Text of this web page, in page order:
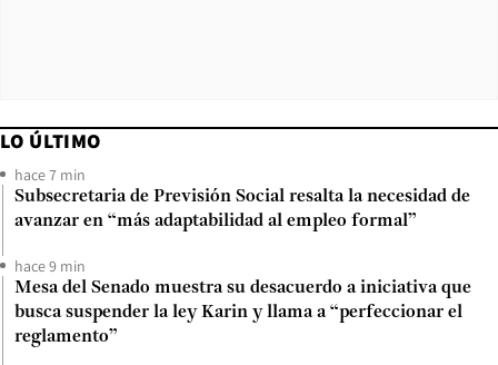
LO ÚLTIMO
hace 7 min
Subsecretaria de Previsión Social resalta la necesidad de
avanzar en “más adaptabilidad al empleo formal”
hace 9 min
Mesa del Senado muestra su desacuerdo a iniciativa que
busca suspender la ley Karin y llama a “perfeccionar el
reglamento”